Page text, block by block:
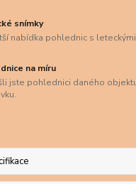
snímky
nabídka pohlednic s leteckými
na míru
jste pohlednici daného